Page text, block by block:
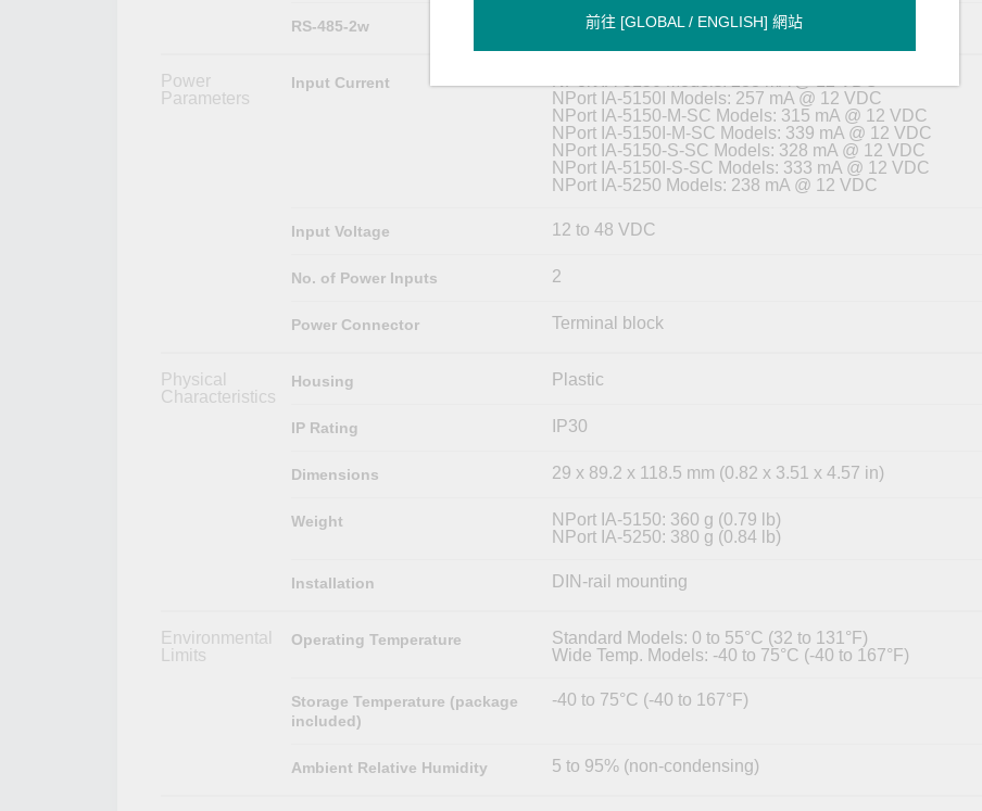
RS-485-2w Data+, Data-, GND
Power
Parameters
Input Current
NPort IA-5150I Models: 257 mA @ 12 VDC
NPort IA-5150-M-SC Models: 315 mA @ 12 VDC
NPort IA-5150I-M-SC Models: 339 mA @ 12 VDC
NPort IA-5150-S-SC Models: 328 mA @ 12 VDC
NPort IA-5150I-S-SC Models: 333 mA @ 12 VDC
NPort IA-5250 Models: 238 mA @ 12 VDC
Input Voltage 12 to 48 VDC
No. of Power Inputs 2
Power Connector Terminal block
Physical
Characteristics
Housing Plastic
IP Rating IP30
Dimensions 29 x 89.2 x 118.5 mm (0.82 x 3.51 x 4.57 in)
Weight
NPort IA-5150: 360 g (0.79 lb)
NPort IA-5250: 380 g (0.84 lb)
Installation DIN-rail mounting
Environmental
Limits
Operating Temperature
Standard Models: 0 to 55°C (32 to 131°F)
Wide Temp. Models: -40 to 75°C (-40 to 167°F)
Storage Temperature (package
included)
-40 to 75°C (-40 to 167°F)
Ambient Relative Humidity 5 to 95% (non-condensing)
前往 [GLOBAL / ENGLISH] 網站